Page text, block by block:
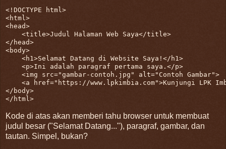
<!DOCTYPE html>
<html>
<head>
<title>Judul Halaman Web Saya</title>
</ head>
<body>
<h1>Selamat Datang di Website Saya! </ h1>
<p>Ini adalah paragraf pertama saya. </p>
<img src="gambar-contoh.jpg" alt="Contoh Gambar">
<a href="https://www.lpkimbia.com">Kunjungi LPK
</ body>
</ html>
Kode di atas akan memberi tahu browser untuk membuat
judul besar ("Selamat Datang..."), paragraf, gambar, dan
tautan. Simpel, bukan?